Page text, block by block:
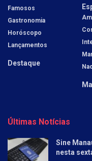
Famosos
Gastronomia
Horóscopo
Lançamentos
Destaque
Últimas Notícias
Sine
nesta